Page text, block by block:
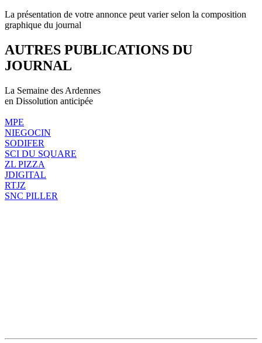
La présentation de votre annonce peut varier selon la composition
graphique du journal
AUTRES PUBLICATIONS DU
JOURNAL
La Semaine des Ardennes
en Dissolution anticipée
MPE
NIEGOCIN
SODIFER
SCI DU SQUARE
ZL PIZZA
JDIGITAL
RTJZ
SNC PILLER